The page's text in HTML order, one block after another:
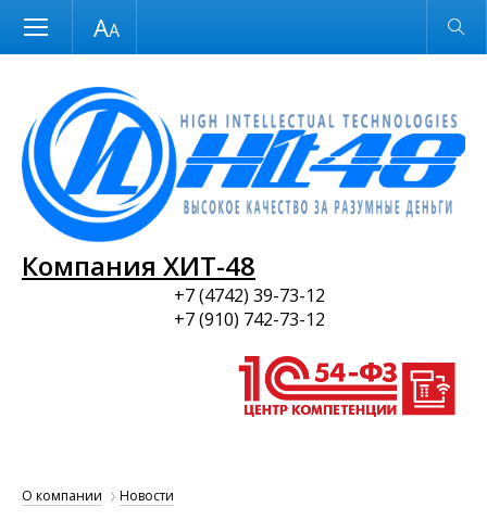
Размер шрифта Обычная версия
Компания ХИТ-48
+7 (4742) 39-73-12
+7 (910) 742-73-12
О компании Новости